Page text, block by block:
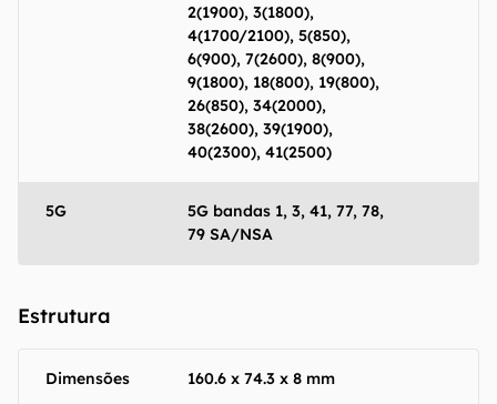
2(1900), 3(1800),
4(1700/2100), 5(850),
6(900), 7(2600), 8(900),
9(1800), 18(800), 19(800),
26(850), 34(2000),
38(2600), 39(1900),
40(2300), 41(2500)
5G
5G bandas 1, 3, 41, 77, 78,
79 SA/NSA
Estrutura
Dimensões 160.6 x 74.3 x 8 mm